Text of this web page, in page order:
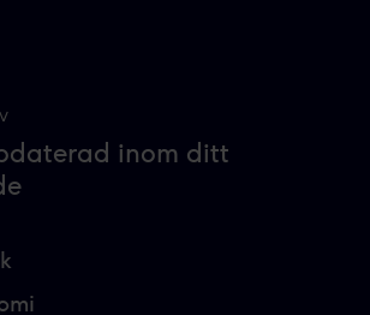
inom ditt